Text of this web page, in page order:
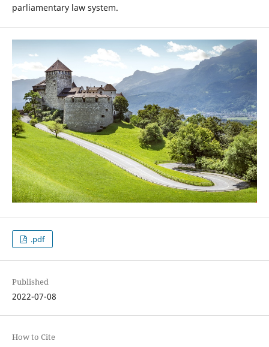
parliamentary law system.
.pdf
Published
2022-07-08
How to Cite